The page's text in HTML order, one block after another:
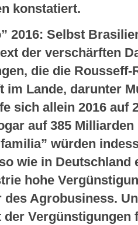
konstatiert.
2016: Selbst
der verschärften
die die Rousseff-
im Lande, darunter
sich allein 2016 auf
auf 385
würden
wie in Deutschland
hohe
Agrobusiness.
der